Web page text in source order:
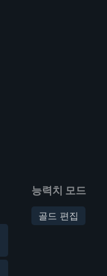
능력치 모드
골드 편집